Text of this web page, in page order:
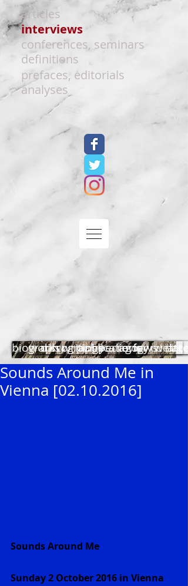
articles
interviews
conferences, seminars
definitions
prefaces, editorials
analyses
biography
works
discography
writings
publications
pedagogy
reviews
for curators
web+dates
Sounds Around Me in
Vienna [02.10.2016]
Sounds Around Me
Sunday 2 October 2016 in Vienna